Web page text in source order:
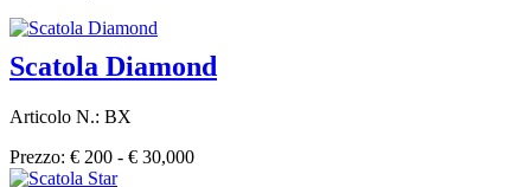
Scatola Diamond
Articolo N.: BX
Prezzo: € 200 - € 30,000